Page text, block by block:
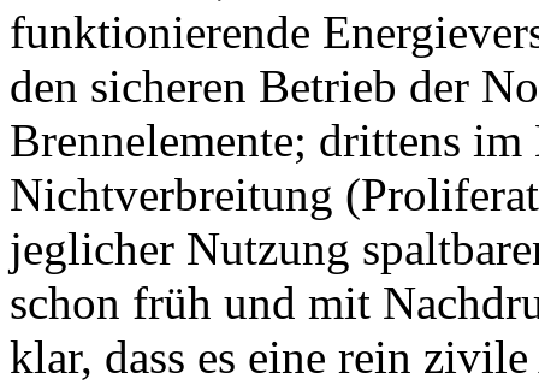
funktionierende
den sicheren Betrieb der
Brennelemente; drittens
Nichtverbreitung
jeglicher Nutzung
schon früh und mit
klar, dass es eine rein